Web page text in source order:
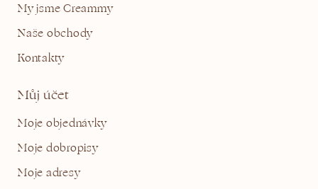
My jsme Creammy
Naše obchody
Kontakty
Můj účet
Moje objednávky
Moje dobropisy
Moje adresy